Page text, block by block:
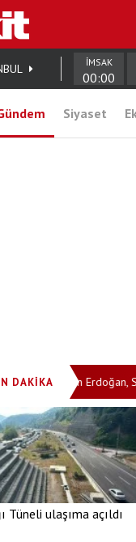
İMSAK
00:00
Siyaset
DAKİKA
Başkan Erdoğan, Suudi
Tüneli ulaşıma açıldı